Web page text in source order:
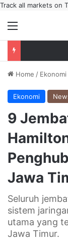
Track all markets on
Menu
Home / Ekonomi
Ekonomi
9
Jawa
Seluruh
sistem
utama yang
Jawa Timur.